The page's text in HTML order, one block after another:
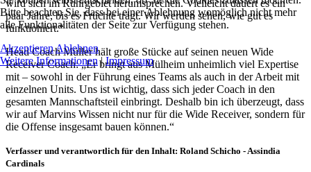
wird sich im Ruhrgebiet herumsprechen. Vielleicht dauert es ein
paar Jahre, bis es Früchte trägt. Wir werden sehen, wie gut es
funktioniert.“
Head Coach Müller hält große Stücke auf seinen neuen Wide
Receiver Coach: „Er bringt aus Mülheim unheimlich viel Expertise
mit – sowohl in der Führung eines Teams als auch in der Arbeit mit
einzelnen Units. Uns ist wichtig, dass sich jeder Coach in den
gesamten Mannschaftsteil einbringt. Deshalb bin ich überzeugt, dass
wir auf Marvins Wissen nicht nur für die Wide Receiver, sondern für
die Offense insgesamt bauen können.“
Verfasser und verantwortlich für den Inhalt: Roland Schicho - Assindia
Cardinals
Bitte beachten Sie, dass bei einer Ablehnung womöglich nicht mehr
alle Funktionalitäten der Seite zur Verfügung stehen.
AkzeptierenAblehnen
Weitere Informationen|Impressum